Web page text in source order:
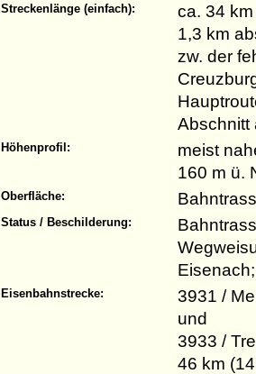
Streckenlänge (einfach):
ca. 34
1,3 km
zw. der
Abschnitt
Höhenprofil:
meist
160 m ü.
Oberfläche:
Status / Beschilderung:
Eisenbahnstrecke:
3931 /
und
3933 /
46 km